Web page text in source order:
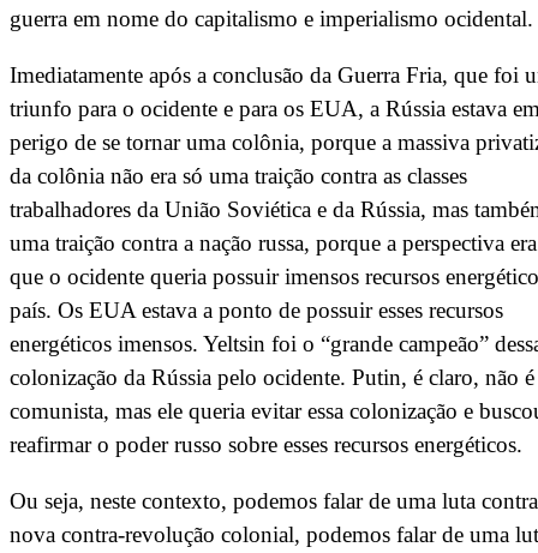
guerra em nome do capitalismo e imperialismo ocidental.
Imediatamente após a conclusão da Guerra Fria, que foi
triunfo para o ocidente e para os EUA, a Rússia estava
perigo de se tornar uma colônia, porque a massiva
da colônia não era só uma traição contra as classes
trabalhadores da União Soviética e da Rússia, mas
uma traição contra a nação russa, porque a perspectiva
que o ocidente queria possuir imensos recursos
país. Os EUA estava a ponto de possuir esses recursos
energéticos imensos. Yeltsin foi o “grande campeão”
colonização da Rússia pelo ocidente. Putin, é claro, não
comunista, mas ele queria evitar essa colonização e
reafirmar o poder russo sobre esses recursos energéticos.
Ou seja, neste contexto, podemos falar de uma luta
nova contra-revolução colonial, podemos falar de uma